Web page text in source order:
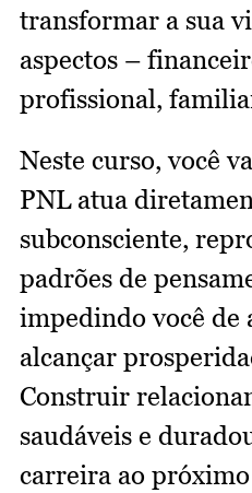
transformar a sua
aspectos –
profissional,
Neste curso, você
PNL atua
subconsciente,
padrões de
impedindo você de
alcançar
Construir
saudáveis e
carreira ao